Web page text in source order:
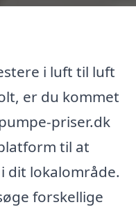
i luft til luft
er du kommet
priser.dk
til at
dit lokalområde.
forskellige